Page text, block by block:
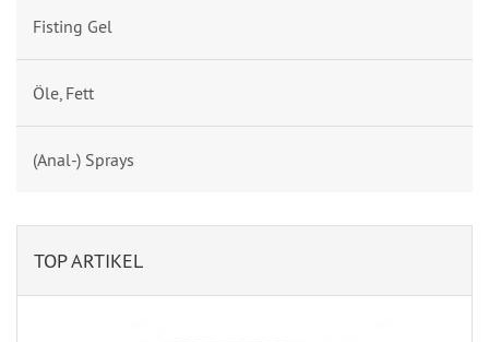
Fisting Gel
Öle, Fett
(Anal-) Sprays
TOP ARTIKEL